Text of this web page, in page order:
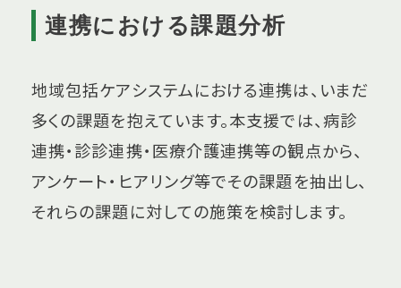
連携における課題分析
地域包括ケアシステムにおける連携は、いまだ
多くの課題を抱えています。本支援では、病診
連携・診診連携・医療介護連携等の観点から、
アンケート・ヒアリング等でその課題を抽出し、
それらの課題に対しての施策を検討します。